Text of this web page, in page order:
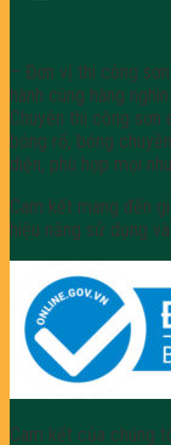
– Đơn vị thi công
hành cùng hàng
Chuyên thi công sơn
bóng rổ, bóng
diện, phù hợp mọi
Cam kết mang đến
hiệu năng sử dụng
Cam kết của chúng